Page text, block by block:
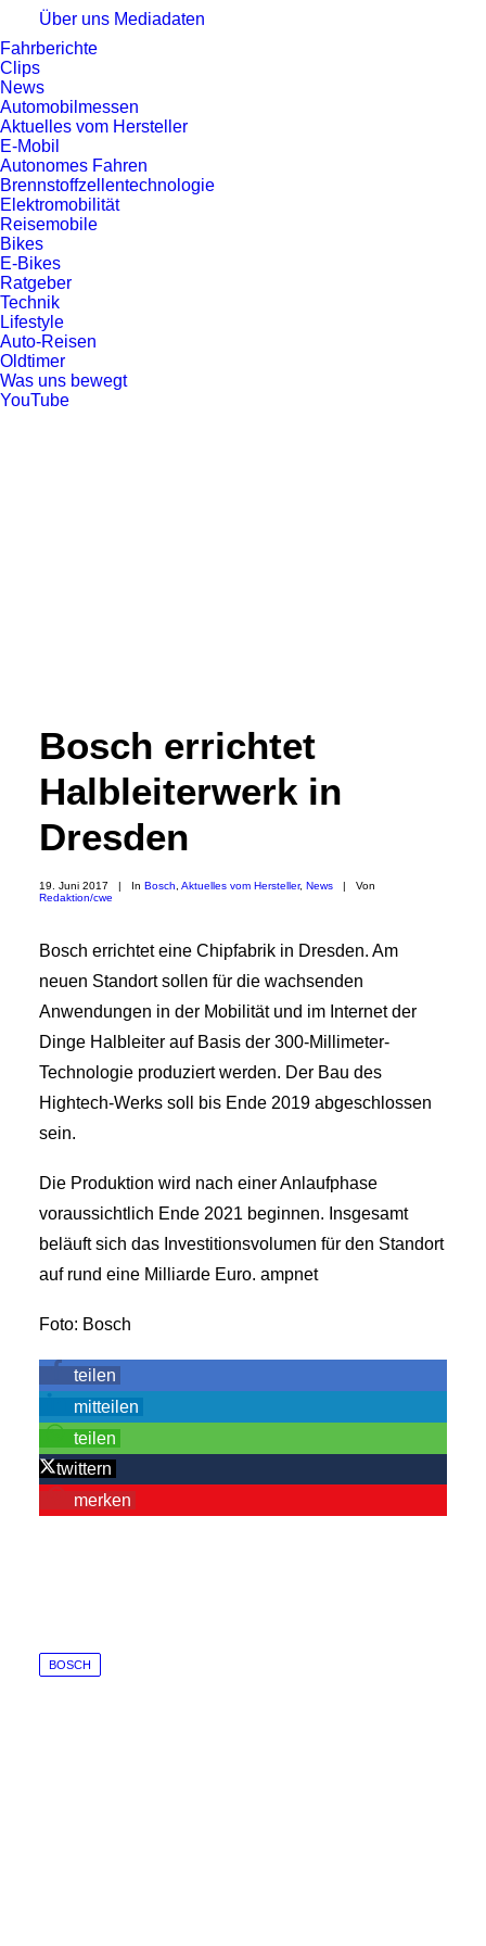
Über uns Mediadaten
Fahrberichte
Clips
News
Automobilmessen
Aktuelles vom Hersteller
E-Mobil
Autonomes Fahren
Brennstoffzellentechnologie
Elektromobilität
Reisemobile
Bikes
E-Bikes
Ratgeber
Technik
Lifestyle
Auto-Reisen
Oldtimer
Was uns bewegt
YouTube
Bosch errichtet
Halbleiterwerk in
Dresden
19. Juni 2017 | In Bosch Aktuelles vom Hersteller, News |
Von
Redaktion/cwe
Bosch errichtet eine Chipfabrik in Dresden. Am
neuen Standort sollen für die wachsenden
Anwendungen in der Mobilität und im Internet der
Dinge Halbleiter auf Basis der 300-Millimeter-
Technologie produziert werden. Der Bau des
Hightech-Werks soll bis Ende 2019 abgeschlossen
sein.
Die Produktion wird nach einer Anlaufphase
voraussichtlich Ende 2021 beginnen. Insgesamt
beläuft sich das Investitionsvolumen für den Standort
auf rund eine Milliarde Euro. ampnet
Foto: Bosch
teilen
mitteilen
teilen
twittern
merken
BOSCH